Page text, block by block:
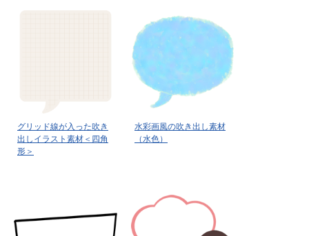
グリッド線が入った吹き
出しイラスト素材＜四角
形＞
水彩画風の吹き出し素材
（水色）